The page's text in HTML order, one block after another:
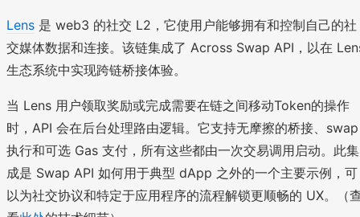
Lens 是 web3 的社交 L2，它使用户能够拥有和控制自己的社
交媒体数据和连接。该链集成了 Across Swap API，以在
生态系统中实现跨链桥接体验。
当 Lens 用户领取奖励或完成需要在链之间移动Token的操作
时，API 会在后台处理路由逻辑。它支持无摩擦的桥接、swap
执行和可选 Gas 支付，所有这些都由一次交易调用启动。此集
成是 Swap API 如何用于典型 dApp 之外的一个主要示例，可
以为社交协议和特定于应用程序的流程解锁更顺畅的 UX。（